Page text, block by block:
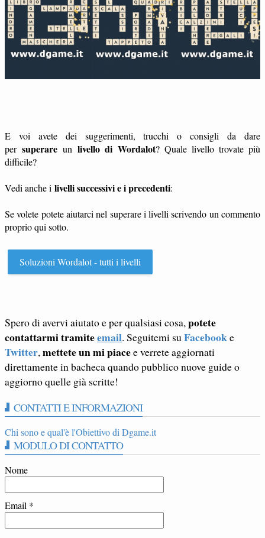
E voi avete dei suggerimenti, trucchi o consigli da dare
persuperare unlivello di Wordalot? Quale livello trovate più
difficile?
Vedi anche i livelli successivi e i precedenti:
Se volete potete aiutarci nel superare i livelli scrivendo un commento
proprio qui sotto.
Soluzioni Wordalot - tutti i livelli
Spero di avervi aiutato e per qualsiasi cosa,potete
contattarmi tramiteemail. Seguitemi suFacebooke
Twitter,mettete un mi piacee verrete aggiornati
direttamente in bacheca quando pubblico nuove guide o
aggiorno quelle già scritte!
CONTATTI E INFORMAZIONI
Chi sono e qual'è l'Obiettivo di Dgame.it
MODULO DI CONTATTO
Nome
Email *